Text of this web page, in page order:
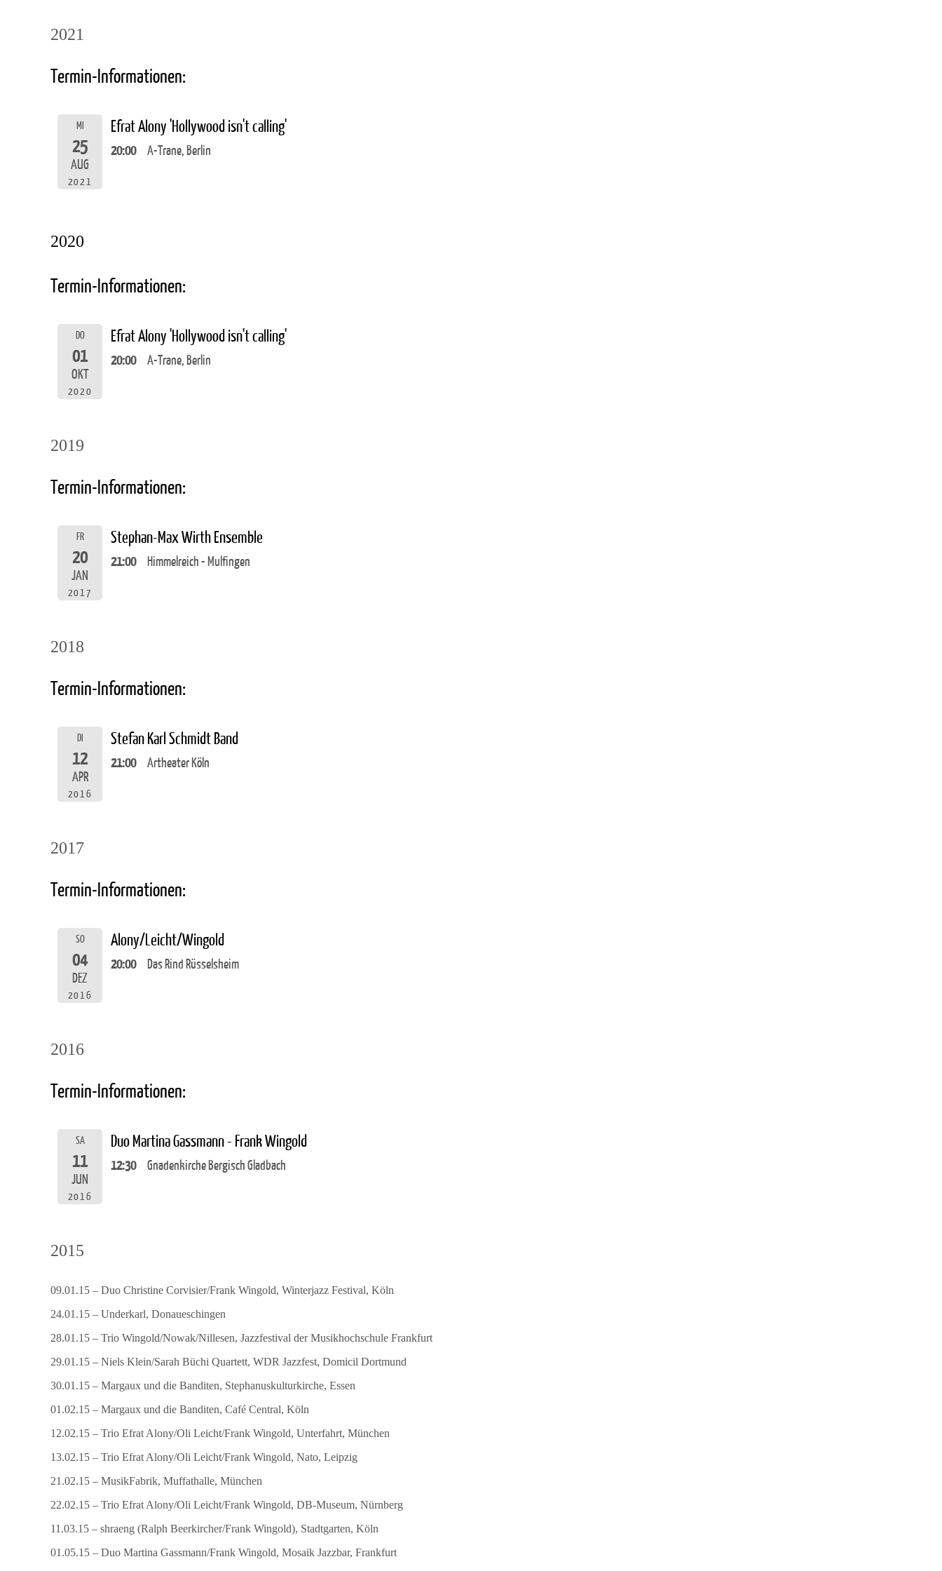
2021
Termin-Informationen:
MI
25
AUG
2021
Efrat Alony 'Hollywood isn't calling'
20:00 A-Trane, Berlin
2020
Termin-Informationen:
DO
01
OKT
2020
Efrat Alony 'Hollywood isn't calling'
20:00 A-Trane, Berlin
2019
Termin-Informationen:
FR
20
JAN
2017
Stephan-Max Wirth Ensemble
21:00 Himmelreich - Mulfingen
2018
Termin-Informationen:
DI
12
APR
2016
Stefan Karl Schmidt Band
21:00 Artheater Köln
2017
Termin-Informationen:
SO
04
DEZ
2016
Alony/Leicht/Wingold
20:00 Das Rind Rüsselsheim
2016
Termin-Informationen:
SA
11
JUN
2016
Duo Martina Gassmann - Frank Wingold
12:30 Gnadenkirche Bergisch Gladbach
2015
09.01.15 – Duo Christine Corvisier/Frank Wingold, Winterjazz Festival, Köln
24.01.15 – Underkarl, Donaueschingen
28.01.15 – Trio Wingold/Nowak/Nillesen, Jazzfestival der Musikhochschule Frankfurt
29.01.15 – Niels Klein/Sarah Büchi Quartett, WDR Jazzfest, Domicil Dortmund
30.01.15 – Margaux und die Banditen, Stephanuskulturkirche, Essen
01.02.15 – Margaux und die Banditen, Café Central, Köln
12.02.15 – Trio Efrat Alony/Oli Leicht/Frank Wingold, Unterfahrt, München
13.02.15 – Trio Efrat Alony/Oli Leicht/Frank Wingold, Nato, Leipzig
21.02.15 – MusikFabrik, Muffathalle, München
22.02.15 – Trio Efrat Alony/Oli Leicht/Frank Wingold, DB-Museum, Nürnberg
11.03.15 – shraeng (Ralph Beerkircher/Frank Wingold), Stadtgarten, Köln
01.05.15 – Duo Martina Gassmann/Frank Wingold, Mosaik Jazzbar, Frankfurt